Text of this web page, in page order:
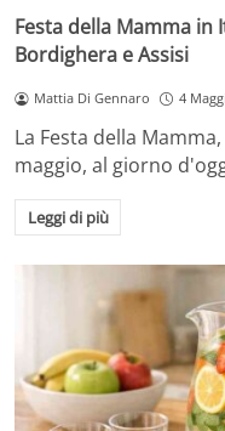
Festa della Mamma in
Bordighera e Assisi
Mattia Di Gennaro 4
La Festa della
maggio, al giorno
Leggi di più